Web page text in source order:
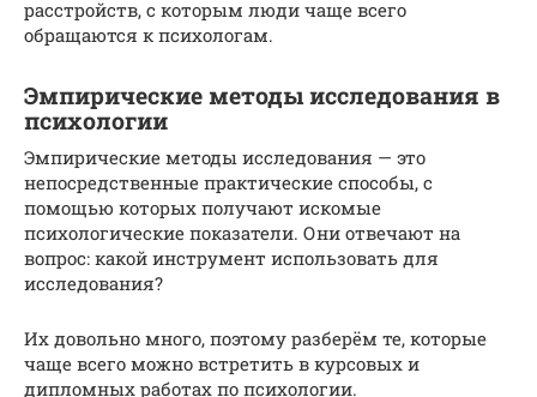
расстройств, с которым люди чаще всего
обращаются к психологам.
Эмпирические методы исследования в
психологии
Эмпирические методы исследования — это
непосредственные практические способы, с
помощью которых получают искомые
психологические показатели. Они отвечают на
вопрос: какой инструмент использовать для
исследования?
Их довольно много, поэтому разберём те, которые
чаще всего можно встретить в курсовых и
дипломных работах по психологии.